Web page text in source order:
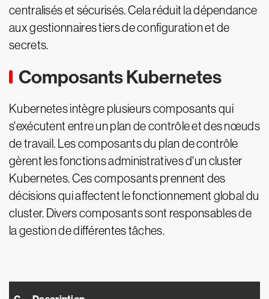
centralisés et sécurisés. Cela réduit la dépendance
aux gestionnaires tiers de configuration et de
secrets.
Composants Kubernetes
Kubernetes intègre plusieurs composants qui
s'exécutent entre un plan de contrôle et des nœuds
de travail. Les composants du plan de contrôle
gèrent les fonctions administratives d'un cluster
Kubernetes. Ces composants prennent des
décisions qui affectent le fonctionnement global du
cluster. Divers composants sont responsables de
la gestion de différentes tâches.